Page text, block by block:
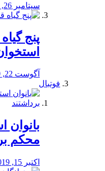
سپتامبر 26, 2019
پنج
آگوست 22, 2019
فوتبال
بانوان
محكم
اکتبر 15, 2019